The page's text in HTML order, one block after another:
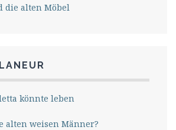
die alten Möbel
könnte leben
alten weisen Männer?